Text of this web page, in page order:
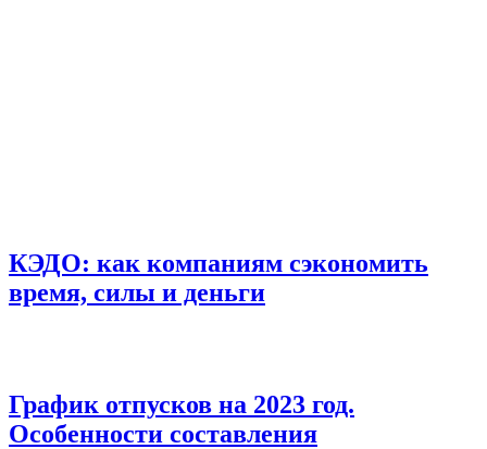
КЭДО: как компаниям сэкономить
время, силы и деньги
График отпусков на 2023 год.
Особенности составления